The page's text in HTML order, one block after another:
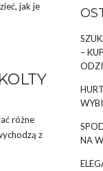
jak je
różne
z
–
NA